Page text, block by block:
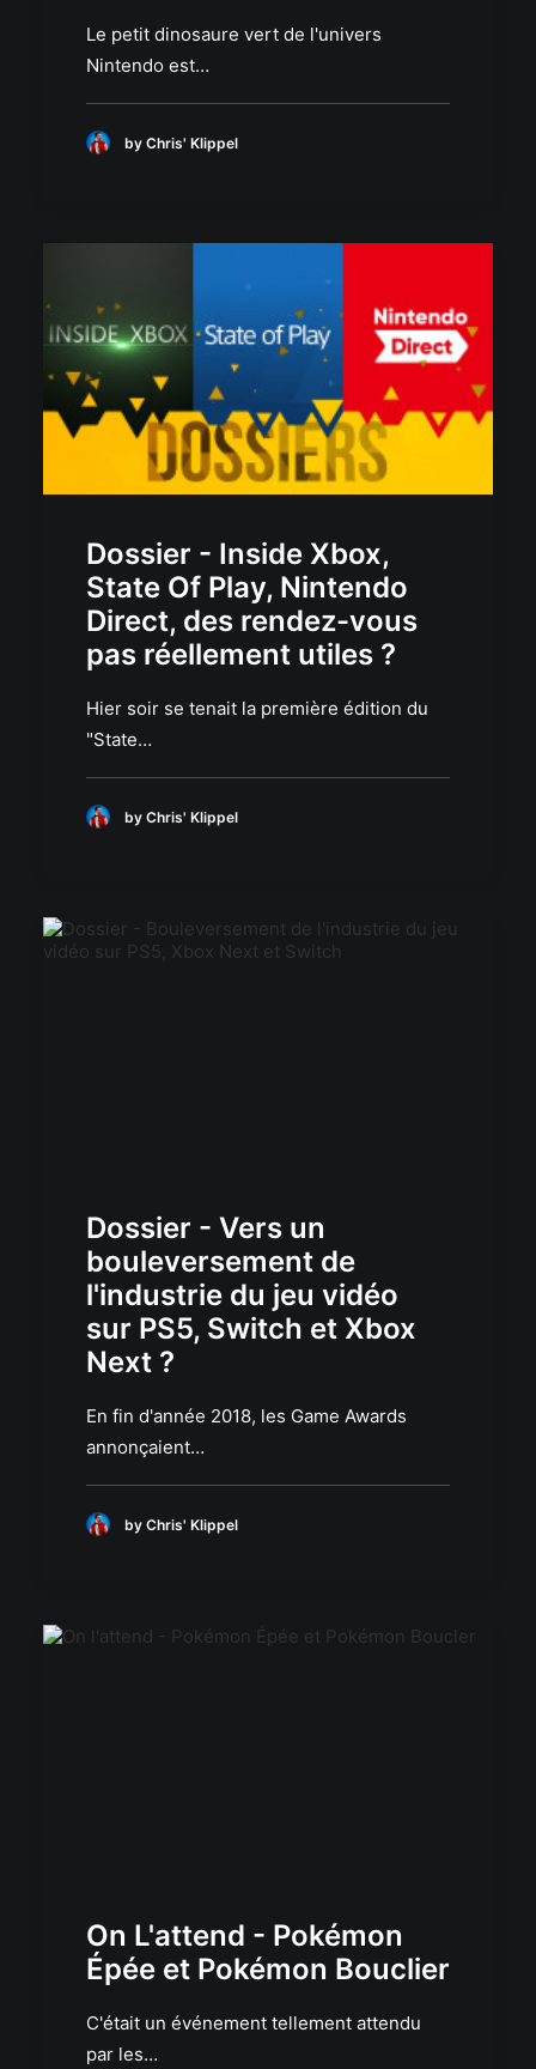
Le petit dinosaure vert de l'univers
Nintendo est…
by Chris' Klippel
Dossier - Inside Xbox,
State Of Play, Nintendo
Direct, des rendez-vous
pas réellement utiles ?
Hier soir se tenait la première édition du
"State…
by Chris' Klippel
Dossier - Vers un
bouleversement de
l'industrie du jeu vidéo
sur PS5, Switch et Xbox
Next ?
En fin d'année 2018, les Game Awards
annonçaient…
by Chris' Klippel
On L'attend - Pokémon
Épée et Pokémon Bouclier
C'était un événement tellement attendu
par les…